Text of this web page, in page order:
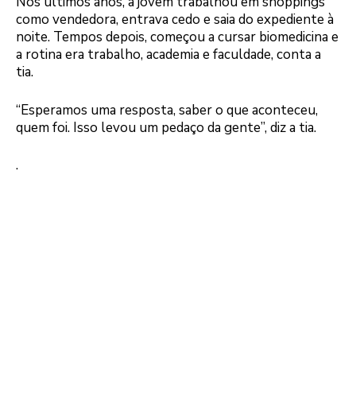
como vendedora, entrava cedo e saia do expediente à
noite. Tempos depois, começou a cursar biomedicina e
a rotina era trabalho, academia e faculdade, conta a
tia.
“Esperamos uma resposta, saber o que aconteceu,
quem foi. Isso levou um pedaço da gente”, diz a tia.
.